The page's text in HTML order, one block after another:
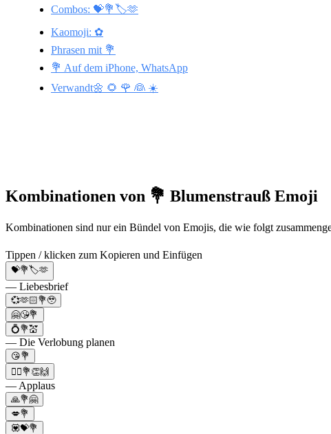
Combos: 💝💐🏷🫶
Kaomoji: ✿
Phrasen mit 💐
💐 Auf dem iPhone, WhatsApp
Verwandt🌼 🌻 🌹 👰 ☀️
Kombinationen von 💐 Blumenstrauß Emoji
Kombinationen sind nur ein Bündel von Emojis, die wie folgt
Tippen / klicken zum Kopieren und Einfügen
💝💐🏷🫶
— Liebesbrief
💞🫶🏻💐🥹
🤗😘💐
💍💐💒
— Die Verlobung planen
😘💐
👯‍♂️💐👏🙌
— Applaus
🙏💐🤗
💋💐
💟💝💐